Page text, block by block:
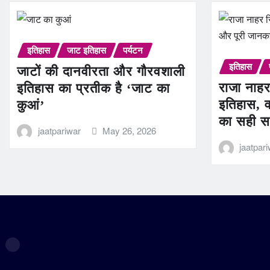
इतिहास जाट इतिहास पर्यटन
जाटों की दानवीरता और गौरवशाली
इतिहास का प्रतीक है ‘जाट का
कुआं’
jaatpariwar May 26, 2026
इतिहास
राजा
इतिहास,
का सही